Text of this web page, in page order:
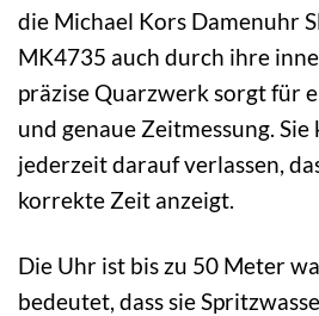
die Michael Kors Damenuhr
MK4735 auch durch ihre
präzise Quarzwerk sorgt für
und genaue Zeitmessung. Sie
jederzeit darauf verlassen,
korrekte Zeit anzeigt.
Die Uhr ist bis zu 50 Meter
bedeutet, dass sie